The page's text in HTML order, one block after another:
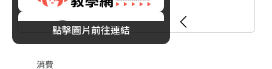
高10%回饋一次看
消費
消費
點擊圖片前往連結